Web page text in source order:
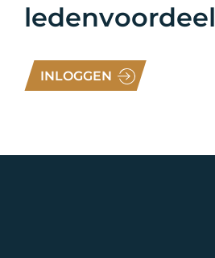
ledenvoordeel
INLOGGEN